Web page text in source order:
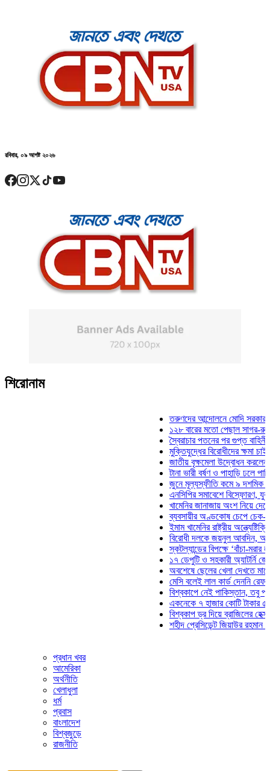
রবিবার, ০৯ আগষ্ট ২০২৬
শিরোনাম
তরুণদের আন্দোলনে মোদি সরকার দুর্বল
১২৮ বারের মতো পেছাল সাগর-রুনি
স্বৈরাচার পতনের পর গুপ্ত বাহিনীর
মুক্তিযুদ্ধের বিরোধীদের ক্ষমা চাইতে
জাতীয় বৃক্ষমেলা উদ্বোধন করলেন
টানা ভারী বর্ষণ ও পাহাড়ি ঢলে পানিবন্দি
জুনে মূল্যস্ফীতি কমে ৯ দশমিক ১৬
এনসিপির সমাবেশে বিস্ফোরণ, যুবলীগের
খামেনির জানাজায় অংশ নিয়ে দেশে
ব্যবসায়ীর অণ্ডকোষ চেপে চেক-
ইমাম খামেনির রাষ্ট্রীয় অন্ত্যেষ্টিক্রিয়ায়
বিরোধী দলকে জয়নুল আবদিন, আপনারা
স্কটল্যান্ডের বিপক্ষে ‘বাঁচা-মরার
১৭ ডেপুটি ও সহকারী অ্যাটর্নি
অবশেষে ছেলের খেলা দেখতে মাঠে
মেসি বলেই লাল কার্ড দেননি রেফারি!
বিশ্বকাপে নেই পাকিস্তান, তবু প্রতিটি
একনেকে ৭ হাজার কোটি টাকার ৫
বিশ্বকাপ ড্র দিয়ে ব্রাজিলের হেক্সা মিশন
শহীদ প্রেসিডেন্ট জিয়াউর রহমান
প্রধান খবর
আমেরিকা
অর্থনীতি
খেলাধুলা
ধর্ম
প্রবাস
বাংলাদেশ
বিশ্বজুড়ে
রাজনীতি